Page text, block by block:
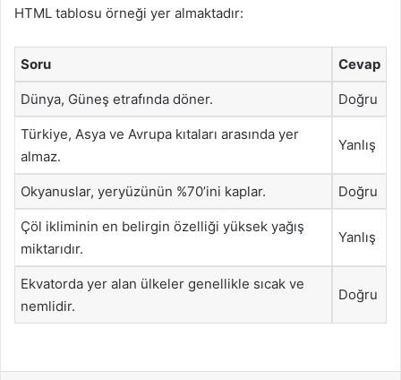
HTML tablosu örneği yer almaktadır:
Soru Cevap
Dünya, Güneş etrafında döner. Doğru
Türkiye, Asya ve Avrupa kıtaları arasında yer
almaz.
Yanlış
Okyanuslar, yeryüzünün %70’ini kaplar. Doğru
Çöl ikliminin en belirgin özelliği yüksek yağış
miktarıdır.
Yanlış
Ekvatorda yer alan ülkeler genellikle sıcak ve
nemlidir.
Doğru